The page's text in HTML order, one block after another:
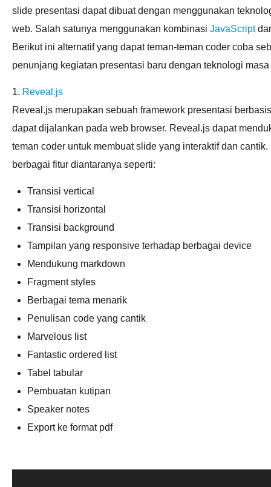
slide presentasi dapat dibuat dengan menggunakan
web. Salah satunya menggunakan kombinasi JavaScript
Berikut ini alternatif yang dapat teman-teman coder coba
penunjang kegiatan presentasi baru dengan teknologi
1. Reveal.js
Reveal.js merupakan sebuah framework presentasi
dapat dijalankan pada web browser. Reveal.js dapat
teman coder untuk membuat slide yang interaktif dan cantik.
berbagai fitur diantaranya seperti:
Transisi vertical
Transisi horizontal
Transisi background
Tampilan yang responsive terhadap berbagai device
Mendukung markdown
Fragment styles
Berbagai tema menarik
Penulisan code yang cantik
Marvelous list
Fantastic ordered list
Tabel tabular
Pembuatan kutipan
Speaker notes
Export ke format pdf